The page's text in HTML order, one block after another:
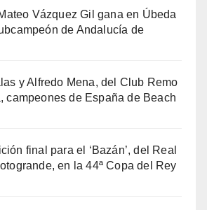
Vázquez Gil gana en Úbeda
de Andalucía de
y Alfredo Mena, del Club Remo
campeones de España de Beach
final para el ‘Bazán’, del Real
en la 44ª Copa del Rey